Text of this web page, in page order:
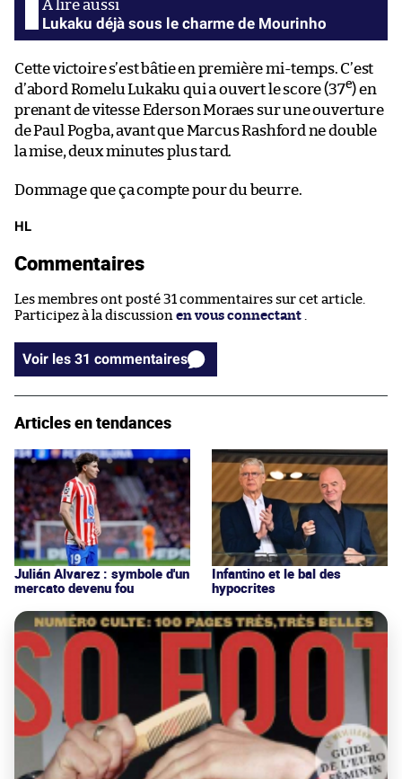
Lukaku déjà sous le charme de Mourinho
Cette victoire s’est bâtie en première mi-temps. C’est
d’abord Romelu Lukaku qui a ouvert le score (37e) en
prenant de vitesse Ederson Moraes sur une ouverture
de Paul Pogba, avant que Marcus Rashford ne double
la mise, deux minutes plus tard.
Dommage que ça compte pour du beurre.
HL
Commentaires
Les membres ont posté 31 commentaires sur cet article.
Participez à la discussion en vous connectant
Voir les 31 commentaires
Articles en tendances
Julián Alvarez : symbole d'un
mercato devenu fou
Infantino et le bal des
hypocrites